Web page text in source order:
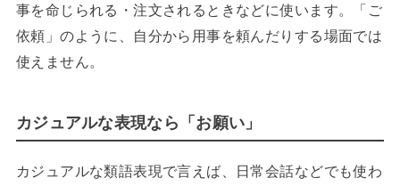
事を命じられる・注文されるときなどに使います。「ご
依頼」のように、自分から用事を頼んだりする場面では
使えません。
カジュアルな表現なら「お願い」
カジュアルな類語表現で言えば、日常会話などでも使わ